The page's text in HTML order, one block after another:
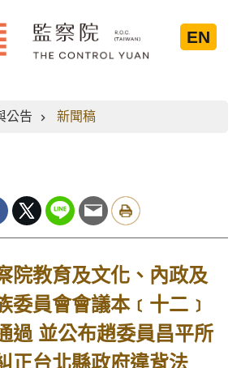
EN
公告 新聞稿
教育及文化、內政及
委員會會議本﹝十二﹞
過 並公布趙委員昌平所
正台北縣政府違背法